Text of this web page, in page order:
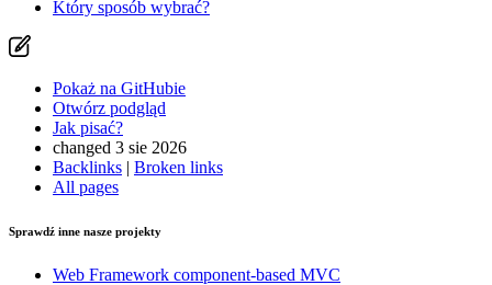
Który sposób wybrać?
Pokaż na GitHubie
Otwórz podgląd
Jak pisać?
changed 3 sie 2026
Backlinks | Broken links
All pages
Sprawdź inne nasze projekty
Web Framework component-based MVC